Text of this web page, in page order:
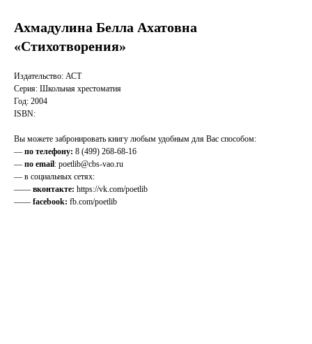
Ахмадулина Белла Ахатовна
«Стихотворения»
Издательство: АСТ
Серия: Школьная хрестоматия
Год: 2004
ISBN:
Вы можете забронировать книгу любым удобным для Вас способом:
— по телефону: 8 (499) 268-68-16
— по email: poetlib@cbs-vao.ru
— в социальных сетях:
—— вконтакте: https://vk.com/poetlib
—— facebook: fb.com/poetlib